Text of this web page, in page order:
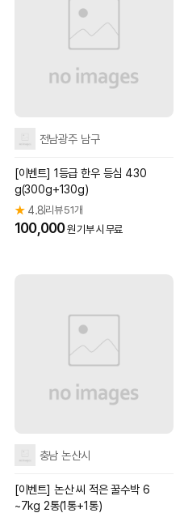
전남광주 남구
[이벤트] 1등급 한우 등심 430
g(300g+130g)
★4.8 리뷰 51개
100,000원 기부 시 무료
충남 논산시
[이벤트] 논산 씨 적은 꿀수박 6
~7kg 2통(1통+1통)